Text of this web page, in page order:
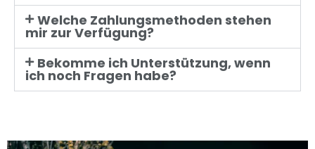
Welche Zahlungsmethoden stehen
mir zur Verfügung?
Bekomme ich Unterstützung, wenn
ich noch Fragen habe?